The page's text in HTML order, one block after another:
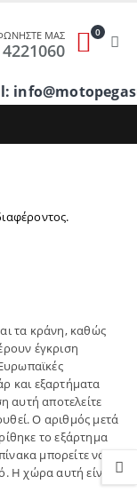
ΜΑΣ 0
τα κράνη, καθώς
έγκριση
και εξαρτήματα
αυτή αποτελείτε
Ο αριθμός μετά
το εξάρτημα
μπορείτε να
Η χώρα αυτή είναι